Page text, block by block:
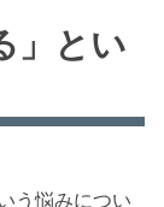
」とい
う悩みについ